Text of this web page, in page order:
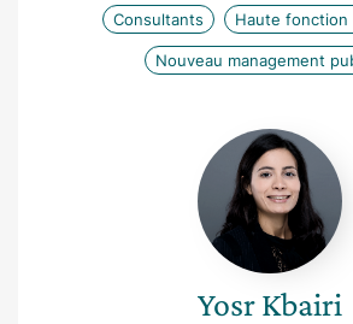
Consultants Haute fonction
Nouveau management
Yosr
Kbairi
YosrKbairi